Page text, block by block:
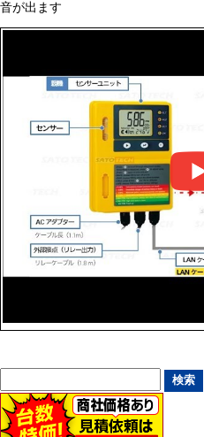
音が出ます